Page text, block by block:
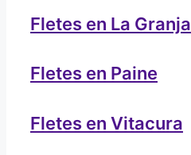
Fletes en La Granja
Fletes en Paine
Fletes en Vitacura